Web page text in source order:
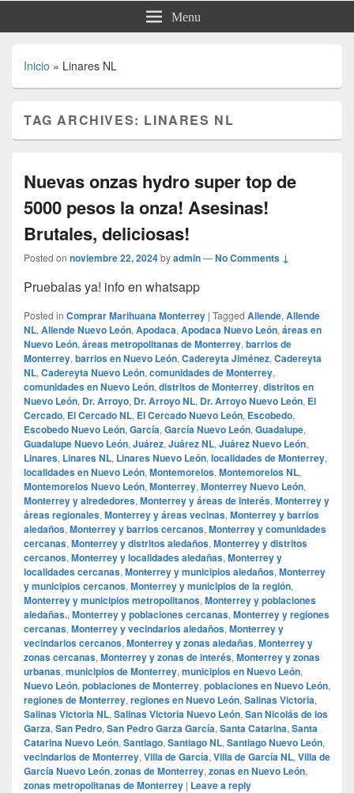
Menu
Inicio » Linares NL
TAG ARCHIVES: LINARES NL
Nuevas onzas hydro super top de
5000 pesos la onza! Asesinas!
Brutales, deliciosas!
Posted on noviembre 22, 2024byadmin—No Comments ↓
Pruebalas ya! info en whatsapp
Posted in Comprar Marihuana Monterrey | Tagged Allende, Allende
NL, Allende Nuevo León, Apodaca, Apodaca Nuevo León, áreas en
Nuevo León, áreas metropolitanas de Monterrey, barrios de
Monterrey, barrios en Nuevo León, Cadereyta Jiménez, Cadereyta
NL, Cadereyta Nuevo León, comunidades de Monterrey,
comunidades en Nuevo León, distritos de Monterrey, distritos en
Nuevo León, Dr. Arroyo, Dr. Arroyo NL, Dr. Arroyo Nuevo León, El
Cercado, El Cercado NL, El Cercado Nuevo León, Escobedo,
Escobedo Nuevo León, García, García Nuevo León, Guadalupe,
Guadalupe Nuevo León, Juárez, Juárez NL, Juárez Nuevo León,
Linares, Linares NL, Linares Nuevo León, localidades de Monterrey,
localidades en Nuevo León, Montemorelos, Montemorelos NL,
Montemorelos Nuevo León, Monterrey, Monterrey Nuevo León,
Monterrey y alrededores, Monterrey y áreas de interés, Monterrey y
áreas regionales, Monterrey y áreas vecinas, Monterrey y barrios
aledaños, Monterrey y barrios cercanos, Monterrey y comunidades
cercanas, Monterrey y distritos aledaños, Monterrey y distritos
cercanos, Monterrey y localidades aledañas, Monterrey y
localidades cercanas, Monterrey y municipios aledaños, Monterrey
y municipios cercanos, Monterrey y municipios de la región,
Monterrey y municipios metropolitanos, Monterrey y poblaciones
aledañas., Monterrey y poblaciones cercanas, Monterrey y regiones
cercanas, Monterrey y vecindarios aledaños, Monterrey y
vecindarios cercanos, Monterrey y zonas aledañas, Monterrey y
zonas cercanas, Monterrey y zonas de interés, Monterrey y zonas
urbanas, municipios de Monterrey, municipios en Nuevo León,
Nuevo León, poblaciones de Monterrey, poblaciones en Nuevo León,
regiones de Monterrey, regiones en Nuevo León, Salinas Victoria,
Salinas Victoria NL, Salinas Victoria Nuevo León, San Nicolás de los
Garza, San Pedro, San Pedro Garza García, Santa Catarina, Santa
Catarina Nuevo León, Santiago, Santiago NL, Santiago Nuevo León,
vecindarios de Monterrey, Villa de García, Villa de García NL, Villa de
García Nuevo León, zonas de Monterrey, zonas en Nuevo León,
zonas metropolitanas de Monterrey | Leave a reply